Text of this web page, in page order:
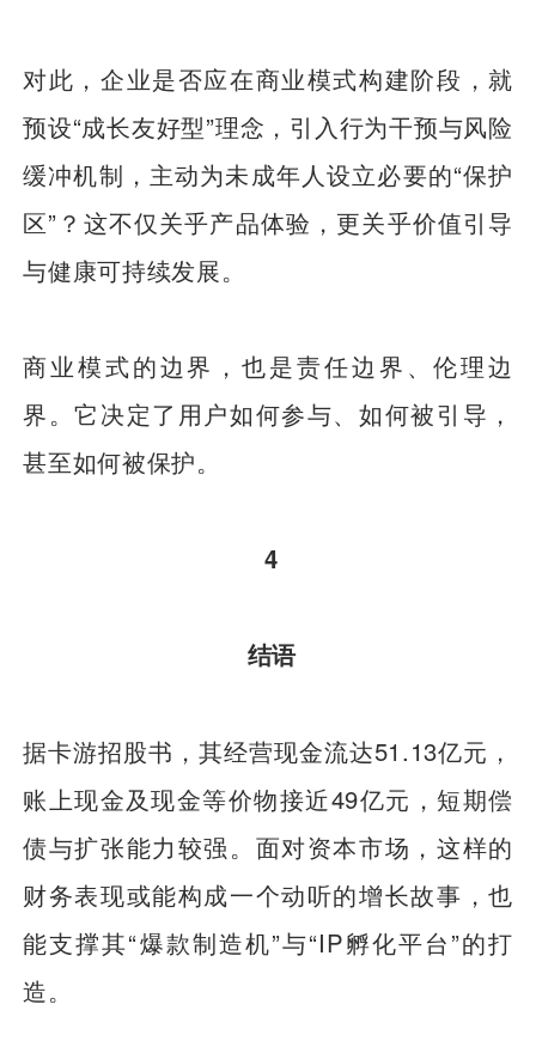
对此，企业是否应在商业模式构建阶段，就
预设“成长友好型”理念，引入行为干预与风险
缓冲机制，主动为未成年人设立必要的“保护
区”？这不仅关乎产品体验，更关乎价值引导
与健康可持续发展。
商业模式的边界，也是责任边界、伦理边
界。它决定了用户如何参与、如何被引导，
甚至如何被保护。
4
结语
据卡游招股书，其经营现金流达51.13亿元，
账上现金及现金等价物接近49亿元，短期偿
债与扩张能力较强。面对资本市场，这样的
财务表现或能构成一个动听的增长故事，也
能支撑其“爆款制造机”与“IP孵化平台”的打
造。